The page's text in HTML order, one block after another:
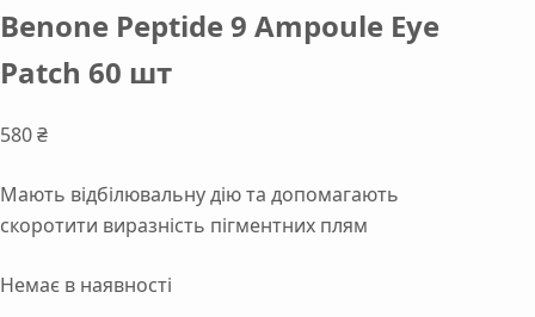
Benone Peptide 9 Ampoule Eye
Patch 60 шт
580₴
Мають відбілювальну дію та допомагають
скоротити виразність пігментних плям
Немає в наявності